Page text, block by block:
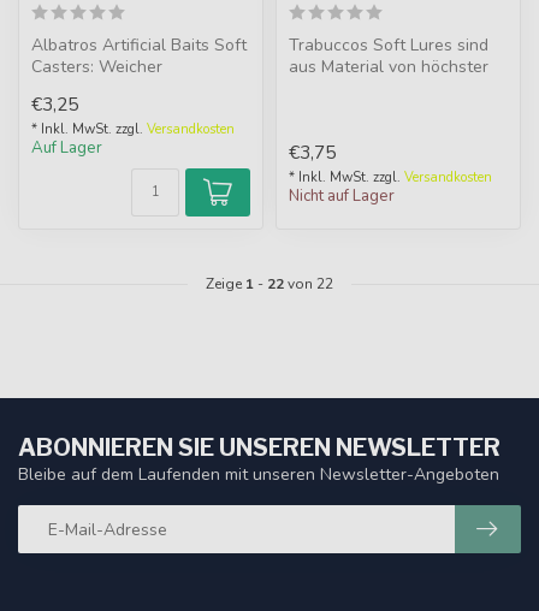
Albatros Artificial Baits Soft
Casters: Weicher
kaum vo...
€3,25
* Inkl. MwSt. zzgl. Versandkosten
Auf Lager
Trabuccos Soft Lures sind
aus Material von höchster
€3,75
* Inkl. MwSt. zzgl. Versandkosten
Nicht auf Lager
Zeige 1 - 22von 22
ABONNIEREN SIE UNSEREN NEWSLETTER
Bleibe auf dem Laufenden mit unseren Newsletter-Angeboten